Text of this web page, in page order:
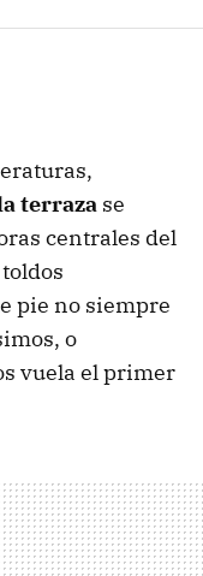
terraza se
centrales del
pie no siempre
o
vuela el primer